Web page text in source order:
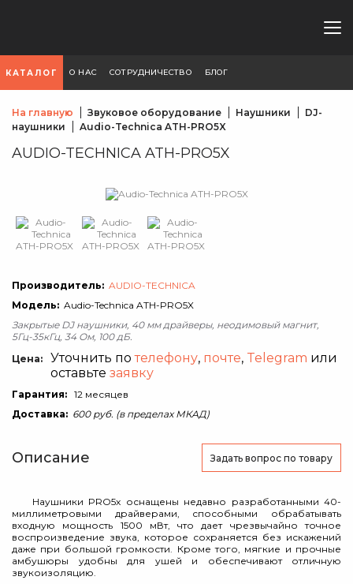
КАТАЛОГ О НАС СОТРУДНИЧЕСТВО БЛОГ
На главную Звуковое оборудование Наушники
DJ-
наушники
Audio-Technica ATH-PRO5X
AUDIO-TECHNICA ATH-PRO5X
Производитель: AUDIO-TECHNICA
Модель: Audio-Technica ATH-PRO5X
Закрытые DJ наушники, 40 мм драйверы, неодимовый магнит,
5Гц-35кГц, 34 Oм, 100 дБ.
Цена:
Уточнить потелефону, почте, Telegram или
оставьте заявку
Гарантия: 12 месяцев
Доставка: 600 руб. (в пределах МКАД)
Описание Задать вопрос по товару
Наушники PRO5x оснащены недавно разработанными 40-
миллиметровыми драйверами, способными обрабатывать
входную мощность 1500 мВт, что дает чрезвычайно точное
воспроизведение звука, которое сохраняется без искажений
даже при большой громкости. Кроме того, мягкие и прочные
амбушюры удобны для ушей и обеспечивают отличную
звукоизоляцию.